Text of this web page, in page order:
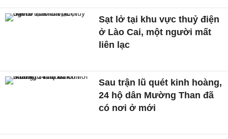
Sạt lở tại khu vực thuỷ điện
ở Lào Cai, một người mất
liên lạc
Sau trận lũ quét kinh hoàng,
24 hộ dân Mường Than đã
có nơi ở mới